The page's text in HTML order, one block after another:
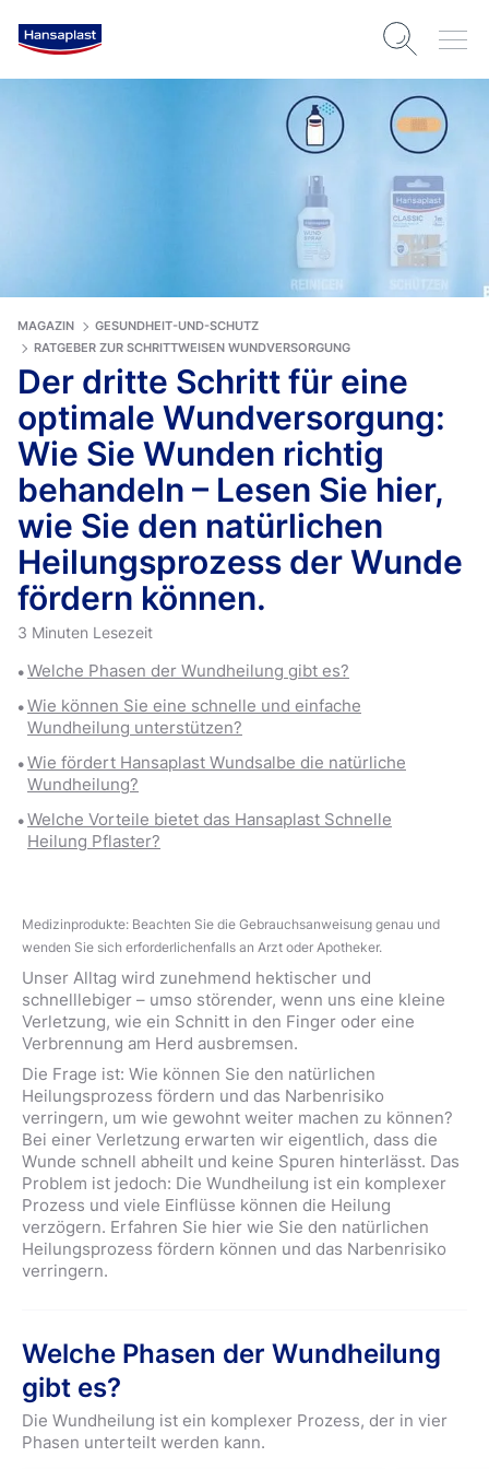
MAGAZIN
GESUNDHEIT-UND-SCHUTZ
RATGEBER ZUR SCHRITTWEISEN WUNDVERSORGUNG
Der dritte Schritt für eine
optimale Wundversorgung:
Wie Sie Wunden richtig
behandeln – Lesen Sie hier,
wie Sie den natürlichen
Heilungsprozess der Wunde
fördern können.
3 Minuten Lesezeit
Welche Phasen der Wundheilung gibt es?
Wie können Sie eine schnelle und einfache
Wundheilung unterstützen?
Wie fördert Hansaplast Wundsalbe die natürliche
Wundheilung?
Welche Vorteile bietet das Hansaplast Schnelle
Heilung Pflaster?
Medizinprodukte: Beachten Sie die Gebrauchsanweisung genau und
wenden Sie sich erforderlichenfalls an Arzt oder Apotheker.
Unser Alltag wird zunehmend hektischer und
schnelllebiger – umso störender, wenn uns eine kleine
Verletzung, wie ein Schnitt in den Finger oder eine
Verbrennung am Herd ausbremsen.
Die Frage ist: Wie können Sie den natürlichen
Heilungsprozess fördern und das Narbenrisiko
verringern, um wie gewohnt weiter machen zu können?
Bei einer Verletzung erwarten wir eigentlich, dass die
Wunde schnell abheilt und keine Spuren hinterlässt. Das
Problem ist jedoch: Die Wundheilung ist ein komplexer
Prozess und viele Einflüsse können die Heilung
verzögern. Erfahren Sie hier wie Sie den natürlichen
Heilungsprozess fördern können und das Narbenrisiko
verringern.
Welche Phasen der Wundheilung
gibt es?
Die Wundheilung ist ein komplexer Prozess, der in vier
Phasen unterteilt werden kann.